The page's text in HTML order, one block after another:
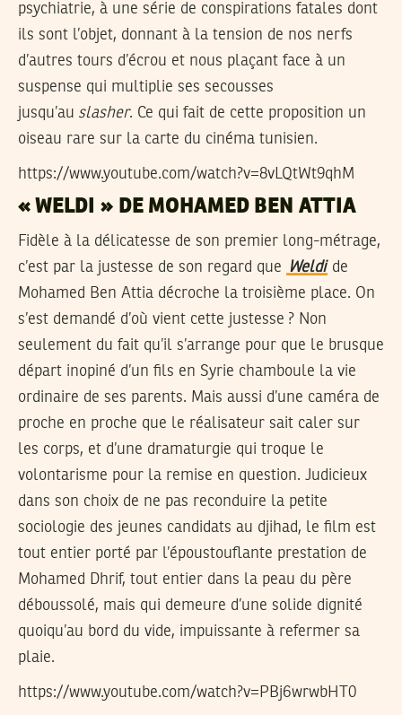
psychiatrie, à une série de conspirations fatales dont
ils sont l’objet, donnant à la tension de nos nerfs
d’autres tours d’écrou et nous plaçant face à un
suspense qui multiplie ses secousses
jusqu’au slasher. Ce qui fait de cette proposition un
oiseau rare sur la carte du cinéma tunisien.
https://www.youtube.com/watch?v=8vLQtWt9qhM
« WELDI » DE MOHAMED BEN ATTIA
Fidèle à la délicatesse de son premier long-métrage,
c’est par la justesse de son regard que Weldide
Mohamed Ben Attia décroche la troisième place. On
s’est demandé d’où vient cette justesse ? Non
seulement du fait qu’il s’arrange pour que le brusque
départ inopiné d’un fils en Syrie chamboule la vie
ordinaire de ses parents. Mais aussi d’une caméra de
proche en proche que le réalisateur sait caler sur
les corps, et d’une dramaturgie qui troque le
volontarisme pour la remise en question. Judicieux
dans son choix de ne pas reconduire la petite
sociologie des jeunes candidats au djihad, le film est
tout entier porté par l’époustouflante prestation de
Mohamed Dhrif, tout entier dans la peau du père
déboussolé, mais qui demeure d’une solide dignité
quoiqu’au bord du vide, impuissante à refermer sa
plaie.
https://www.youtube.com/watch?v=PBj6wrwbHT0